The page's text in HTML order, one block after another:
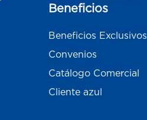
Beneficios
Beneficios Exclusivos
Convenios
Catálogo Comercial
Cliente azul